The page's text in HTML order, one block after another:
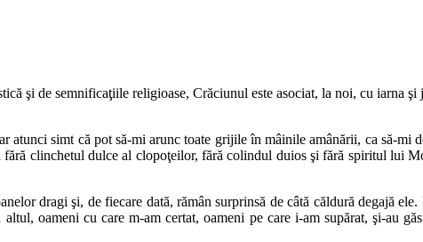
şi de semnificaţiile religioase, Crăciunul este asociat, la noi, cu iarna
atunci simt că pot să-mi arunc toate grijile în mâinile amânării, ca să-mi
clinchetul dulce al clopoţeilor, fără colindul duios şi fără spiritul lui
dragi şi, de fiecare dată, rămân surprinsă de câtă căldură degajă
oameni cu care m-am certat, oameni pe care i-am supărat, şi-au